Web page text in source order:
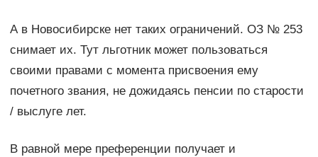
А в Новосибирске нет таких ограничений. ОЗ № 253
снимает их. Тут льготник может пользоваться
своими правами с момента присвоения ему
почетного звания, не дожидаясь пенсии по старости
/ выслуге лет.
В равной мере преференции получает и